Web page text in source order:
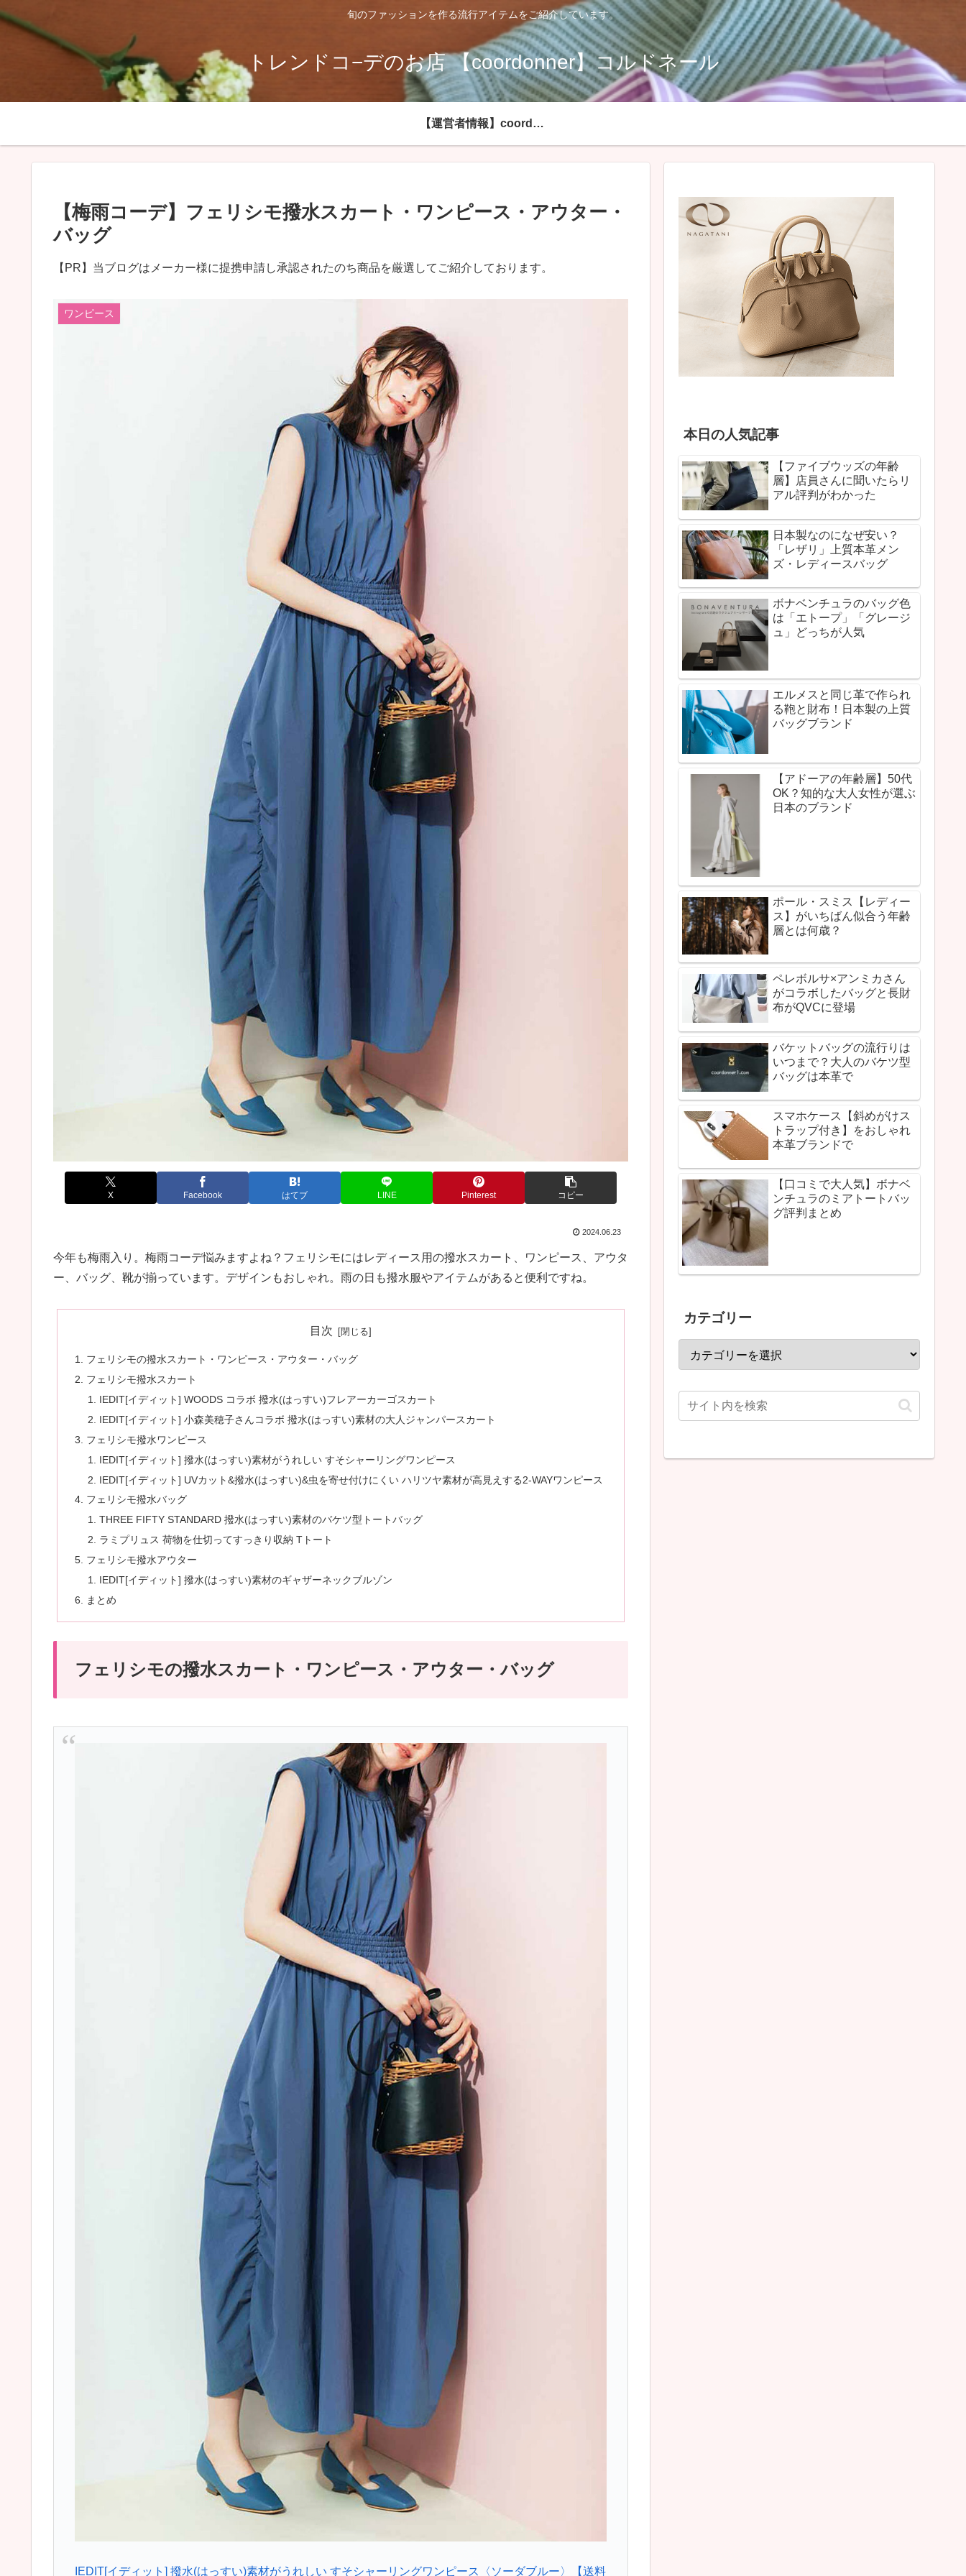
旬のファッションを作る流行アイテムをご紹介しています。
トレンドコ−デのお店 【coordonner】コルドネール
【運営者情報】coordonnerコルドネールへようこそ
【梅雨コーデ】フェリシモ撥水スカート・ワンピース・アウター・
バッグ
【PR】当ブログはメーカー様に提携申請し承認されたのち商品を厳選してご紹介しております。
ワンピース
X Facebook はてブ LINE Pinterest コピー
2024.06.23
今年も梅雨入り。梅雨コーデ悩みますよね？フェリシモにはレディース用の撥水スカート、ワンピース、アウタ
ー、バッグ、靴が揃っています。デザインもおしゃれ。雨の日も撥水服やアイテムがあると便利ですね。
目次
フェリシモの撥水スカート・ワンピース・アウター・バッグ
フェリシモ撥水スカート
IEDIT[イディット] WOODS コラボ 撥水(はっすい)フレアーカーゴスカート
IEDIT[イディット] 小森美穂子さんコラボ 撥水(はっすい)素材の大人ジャンパースカート
フェリシモ撥水ワンピース
IEDIT[イディット] 撥水(はっすい)素材がうれしい すそシャーリングワンピース
IEDIT[イディット] UVカット&撥水(はっすい)&虫を寄せ付けにくい ハリツヤ素材が高見えする2-WAYワンピース
フェリシモ撥水バッグ
THREE FIFTY STANDARD 撥水(はっすい)素材のバケツ型トートバッグ
ラミプリュス 荷物を仕切ってすっきり収納 Tトート
フェリシモ撥水アウター
IEDIT[イディット] 撥水(はっすい)素材のギャザーネックブルゾン
まとめ
フェリシモの撥水スカート・ワンピース・アウター・バッグ
IEDIT[イディット] 撥水(はっすい)素材がうれしい すそシャーリングワンピース〈ソーダブルー〉【送料
本日の人気記事
【ファイブウッズの年齢
層】店員さんに聞いたらリ
アル評判がわかった
日本製なのになぜ安い？
「レザリ」上質本革メン
ズ・レディースバッグ
ボナベンチュラのバッグ色
は「エトープ」「グレージ
ュ」どっちが人気
エルメスと同じ革で作られ
る鞄と財布！日本製の上質
バッグブランド
【アドーアの年齢層】50代
OK？知的な大人女性が選ぶ
日本のブランド
ポール・スミス【レディー
ス】がいちばん似合う年齢
層とは何歳？
ペレボルサ×アンミカさん
がコラボしたバッグと長財
布がQVCに登場
バケットバッグの流行りは
いつまで？大人のバケツ型
バッグは本革で
スマホケース【斜めがけス
トラップ付き】をおしゃれ
本革ブランドで
【口コミで大人気】ボナベ
ンチュラのミアトートバッ
グ評判まとめ
カテゴリー